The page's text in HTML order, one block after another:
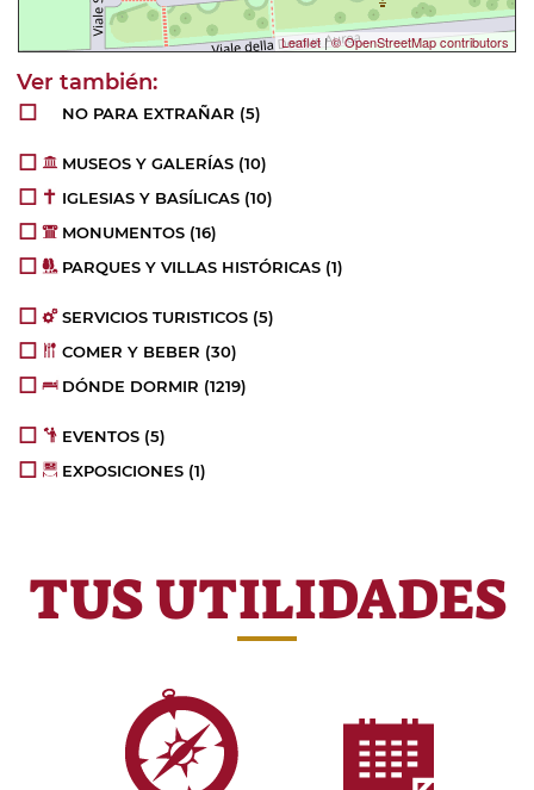
Leaflet |© OpenStreetMap contributors
NO PARA EXTRAÑAR (5)
MUSEOS Y GALERÍAS (10)
IGLESIAS Y BASÍLICAS (10)
MONUMENTOS (16)
PARQUES Y VILLAS HISTÓRICAS (1)
SERVICIOS TURISTICOS (5)
COMER Y BEBER (30)
DÓNDE DORMIR (1219)
EVENTOS (5)
EXPOSICIONES (1)
TUS UTILIDADES